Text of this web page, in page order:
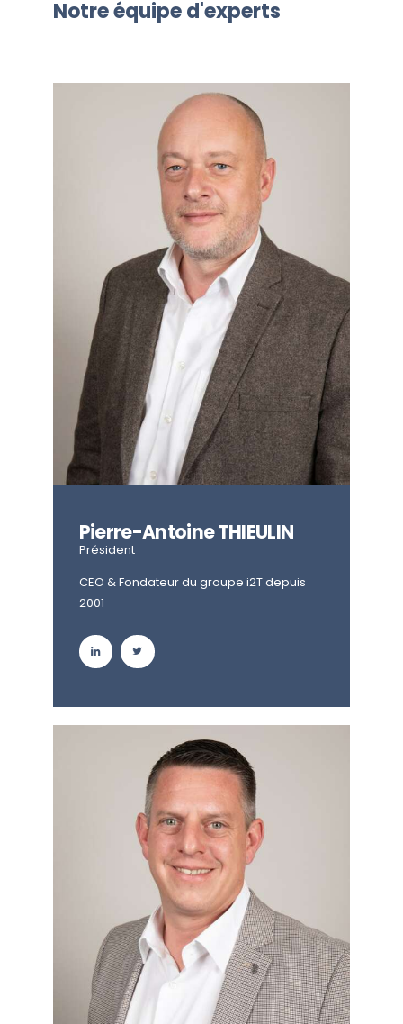
Notre équipe d'experts
Pierre-Antoine THIEULIN
Président
CEO & Fondateur du groupe i2T depuis
2001